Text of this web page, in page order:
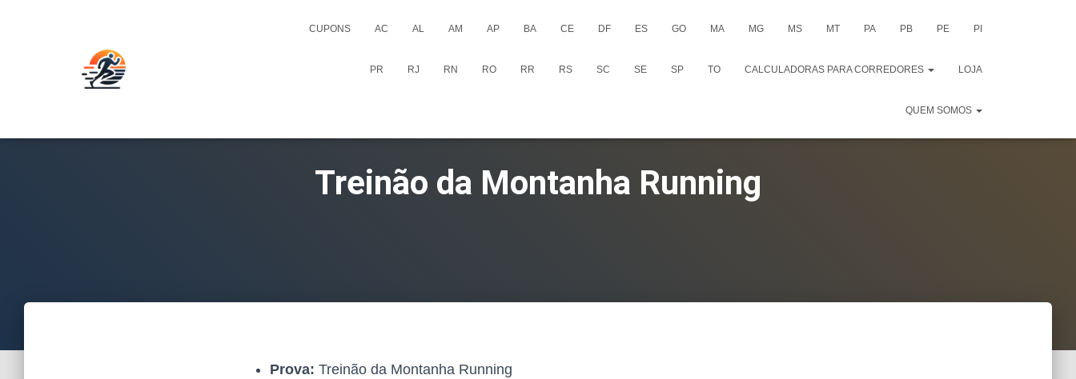
CUPONS AC AL AM AP BA CE DF ES GO MA MG MS MT PA PB PE PI
PR RJ RN RO RR RS SC SE SP TO CALCULADORAS PARA CORREDORES LOJA
QUEM SOMOS
Treinão da Montanha Running
Prova: Treinão da Montanha Running